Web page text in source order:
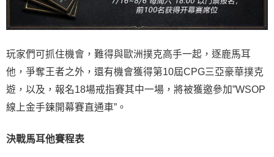
玩家們可抓住機會，難得與歐洲撲克高手一起，逐鹿馬耳
他，爭奪王者之外，還有機會獲得第10屆CPG三亞豪華撲克
遊，以及，報名18場戒指賽其中一場，將被獲邀參加”WSOP
線上金手鍊開幕賽直通車”。
決戰馬耳他賽程表